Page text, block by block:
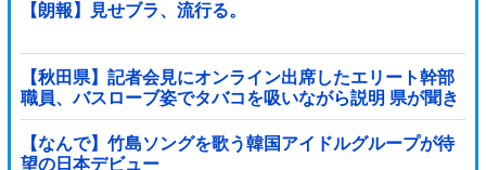
【朗報】見せブラ、流行る。
【秋田県】記者会見にオンライン出席したエリート幹部
職員、バスローブ姿でタバコを吸いながら説明 県が聞き
取りへ
【なんで】竹島ソングを歌う韓国アイドルグループが待
望の日本デビュー